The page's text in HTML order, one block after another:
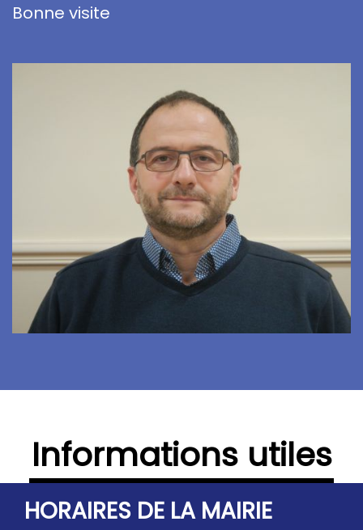
Bonne visite
Informations utiles
HORAIRES DE LA MAIRIE